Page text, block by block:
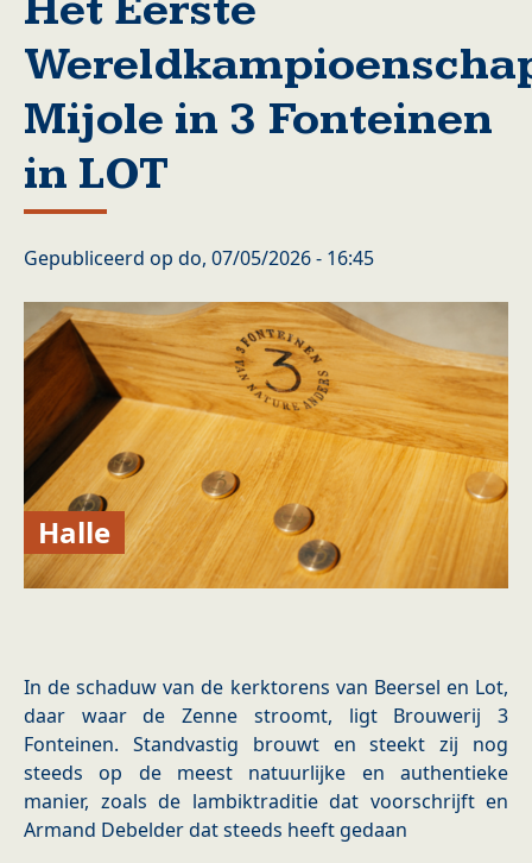
Mijole in 3 Fonteinen
in LOT
Gepubliceerd op do, 07/05/2026 - 16:45
Halle
In de schaduw van de kerktorens van Beersel en Lot,
daar waar de Zenne stroomt, ligt Brouwerij 3
Fonteinen. Standvastig brouwt en steekt zij nog
steeds op de meest natuurlijke en authentieke
manier, zoals de lambiktraditie dat voorschrijft en
Armand Debelder dat steeds heeft gedaan